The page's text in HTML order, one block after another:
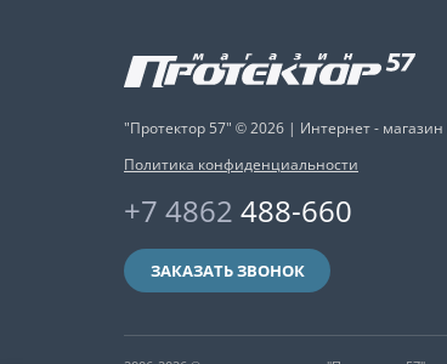
"Протектор 57" © 2026 | Интернет -
Политика конфиденциальности
+7 4862 488-660
ЗАКАЗАТЬ ЗВОНОК